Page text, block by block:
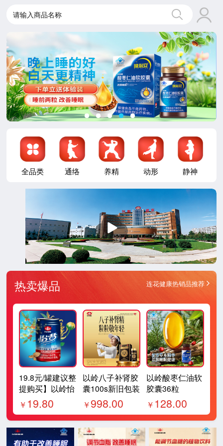
请输入商品名称
全品类 通络 养精 动形 静神
播
放
热卖爆品 连花健康热销品推荐
19.8元/罐建议整
提购买】以岭怡
梦350ml/罐（一
提12罐）好物推
￥ 19.80
以岭八子补肾胶
囊100s新旧包装
随机发货补肾温
阳腰膝酸软头晕
耳鸣神疲健忘体
倦乏力畏寒肢冷
￥998.00
以岭酸枣仁油软
胶囊36粒
￥ 128.00